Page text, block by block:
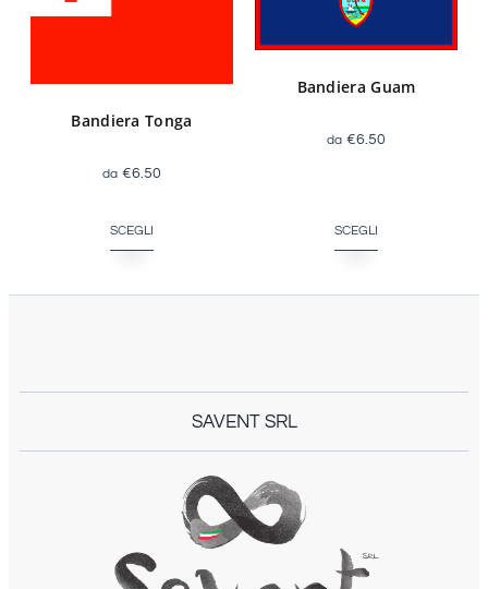
Bandiera Tonga
€6.50
SCEGLI
Bandiera Guam
€6.50
SCEGLI
SAVENT SRL